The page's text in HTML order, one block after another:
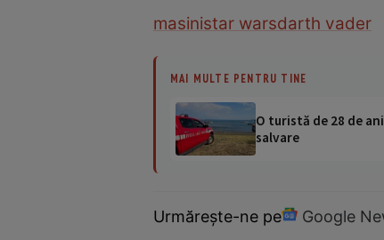
masinistar warsdarth vader
MAI MULTE PENTRU TINE
O turistă de 28 de
salvare
Urmărește-ne pe Google